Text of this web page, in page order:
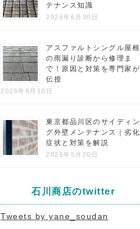
テナンス知識
2026年6月30日
アスファルトシングル屋根
の雨漏り診断から修理ま
で！原因と対策を専門家が
伝授
2026年6月10日
東京都品川区のサイディン
グ外壁メンテナンス｜劣化
症状と対策を解説
2026年5月20日
石川商店のtwitter
Tweets by yane_soudan